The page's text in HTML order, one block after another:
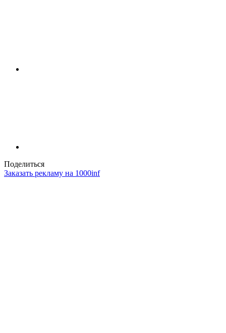
Поделиться
Заказать рекламу на 1000inf